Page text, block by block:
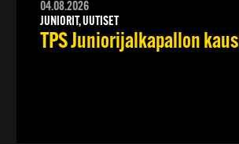
04.08.2026
JUNIORIT, UUTISET
TPS Juniorijalkapallon